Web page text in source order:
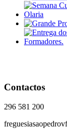
Contactos
296 581 200